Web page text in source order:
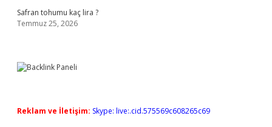
Safran tohumu kaç lira ?
Temmuz 25, 2026
Reklam ve İletişim: Skype: live:.cid.575569c608265c69